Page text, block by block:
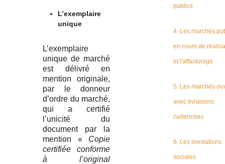
L’exemplaire
unique
L’exemplaire
unique de marché
est délivré en
mention originale,
par le donneur
d’ordre du marché,
qui a certifié
l’unicité du
document par la
mention « Copie
certifiée conforme
à l’original
publics
4. Les marchés
en cours de
et l'affacturage
5. Les marchés
avec livraisons
cadencées
6. Les prestations
sociales